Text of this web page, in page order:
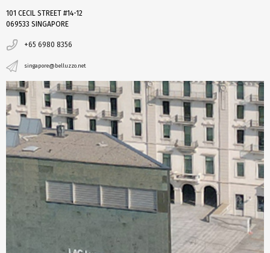
101 CECIL STREET #14-12
069533 SINGAPORE
+65 6980 8356
singapore@belluzzo.net